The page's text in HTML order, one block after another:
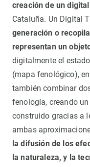
creación de un
Cataluña. Un Digital
generación o
representan un
digitalmente el
(mapa fenológico),
también combinar
fenología, creando
construido gracias a
ambas
la difusión de los
la naturaleza, y la